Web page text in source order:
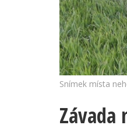
Snímek místa
Závada